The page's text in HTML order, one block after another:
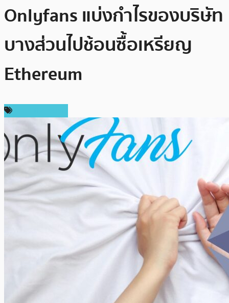
Onlyfans แบ่งกำไรของบริษัท
บางส่วนไปช้อนซื้อเหรียญ
Ethereum